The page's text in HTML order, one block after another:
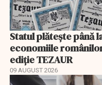
Statul plătește până
economiile
ediție TEZAUR
09 AUGUST 2026